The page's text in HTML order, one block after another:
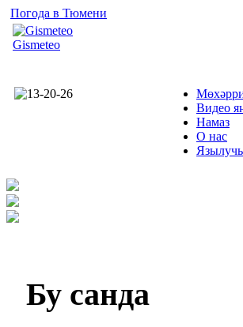
Погода в Тюмени
Gismeteo
Видео
Намаз
О нас
Бу санда